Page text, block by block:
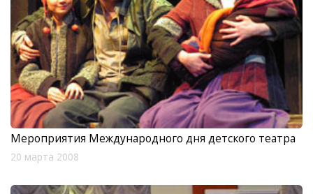
Мероприятия Международного дня детского театра
20 марта 2008